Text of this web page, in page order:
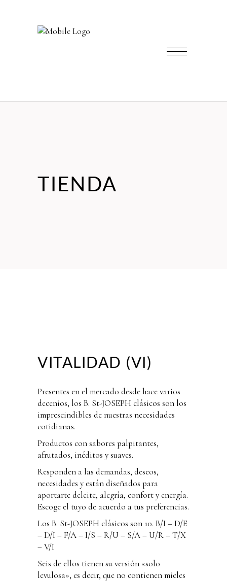
TIENDA
VITALIDAD (VI)
Presentes en el mercado desde hace varios
decenios, los B. St-JOSEPH clásicos son los
imprescindibles de nuestras necesidades
cotidianas.
Productos con sabores palpitantes,
afrutados, inéditos y suaves.
Responden a las demandas, deseos,
necesidades y están diseñados para
aportarte deleite, alegría, confort y energía.
Escoge el tuyo de acuerdo a tus preferencias.
Los B. St-JOSEPH clásicos son 10. B/I – D/E
– D/I – F/A – I/S – R/U – S/A – U/R – T/X
– V/I
Seis de ellos tienen su versión «solo
levulosa», es decir, que no contienen mieles